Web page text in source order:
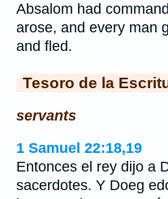
Absalom had
arose, and every man
and fled.
Tesoro de la
servants
1 Samuel 22:18,19
Entonces el rey dijo a
sacerdotes. Y Doeg